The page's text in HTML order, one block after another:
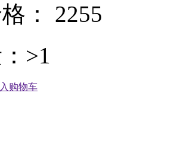
： 2255
>1
购物车